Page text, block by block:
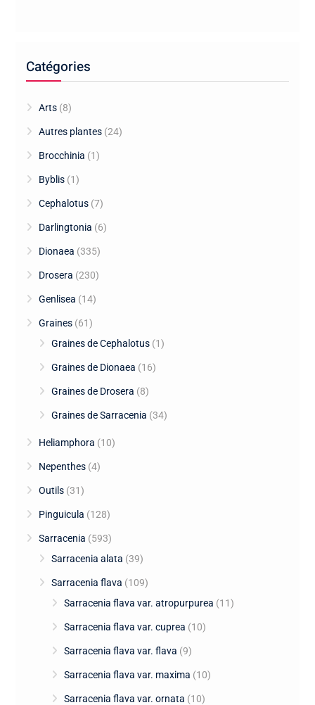
Catégories
Arts (8)
Autres plantes (24)
Brocchinia (1)
Byblis (1)
Cephalotus (7)
Darlingtonia (6)
Dionaea (335)
Drosera (230)
Genlisea (14)
Graines (61)
Graines de Cephalotus (1)
Graines de Dionaea (16)
Graines de Drosera (8)
Graines de Sarracenia (34)
Heliamphora (10)
Nepenthes (4)
Outils (31)
Pinguicula (128)
Sarracenia (593)
Sarracenia alata (39)
Sarracenia flava (109)
Sarracenia flava var. atropurpurea (11)
Sarracenia flava var. cuprea (10)
Sarracenia flava var. flava (9)
Sarracenia flava var. maxima (10)
Sarracenia flava var. ornata (10)